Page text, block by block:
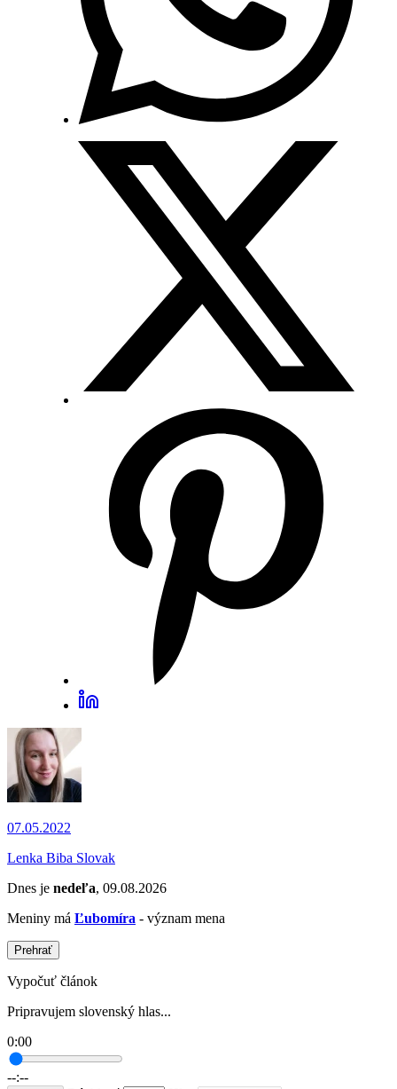
07.05.2022
Lenka Biba Slovak
Dnes je nedeľa, 09.08.2026
Meniny má Ľubomíra - význam mena
Prehrať
Vypočuť článok
Pripravujem slovenský hlas...
0:00
--:--